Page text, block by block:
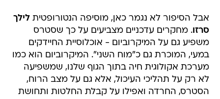
אבל הסיפור לא נגמר כאן, מוסיפה הנטורופטיתלילך
סרזו. מחקרים עדכניים מצביעים על כך שסטרס
משפיע גם על המיקרוביום - אוכלוסיית החיידקים
במעי, המוכרת גם כ"מוח השני". המיקרוביום הוא כמו
מערכת אקולוגית חיה בתוך הגוף שלנו, שמשפיעה
לא רק על תהליכי העיכול, אלא גם על מצב הרוח,
הסטרס, החרדה ואפילו על קבלת החלטות ותחושת